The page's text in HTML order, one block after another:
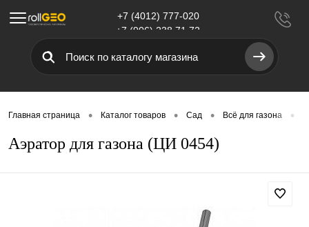
Меню
+7 (4012) 777-020
+7 (906) 238 71 72
Главная страница • Каталог товаров • Сад • Всё для газона •
Аэратор для газона (ЦИ 0454)